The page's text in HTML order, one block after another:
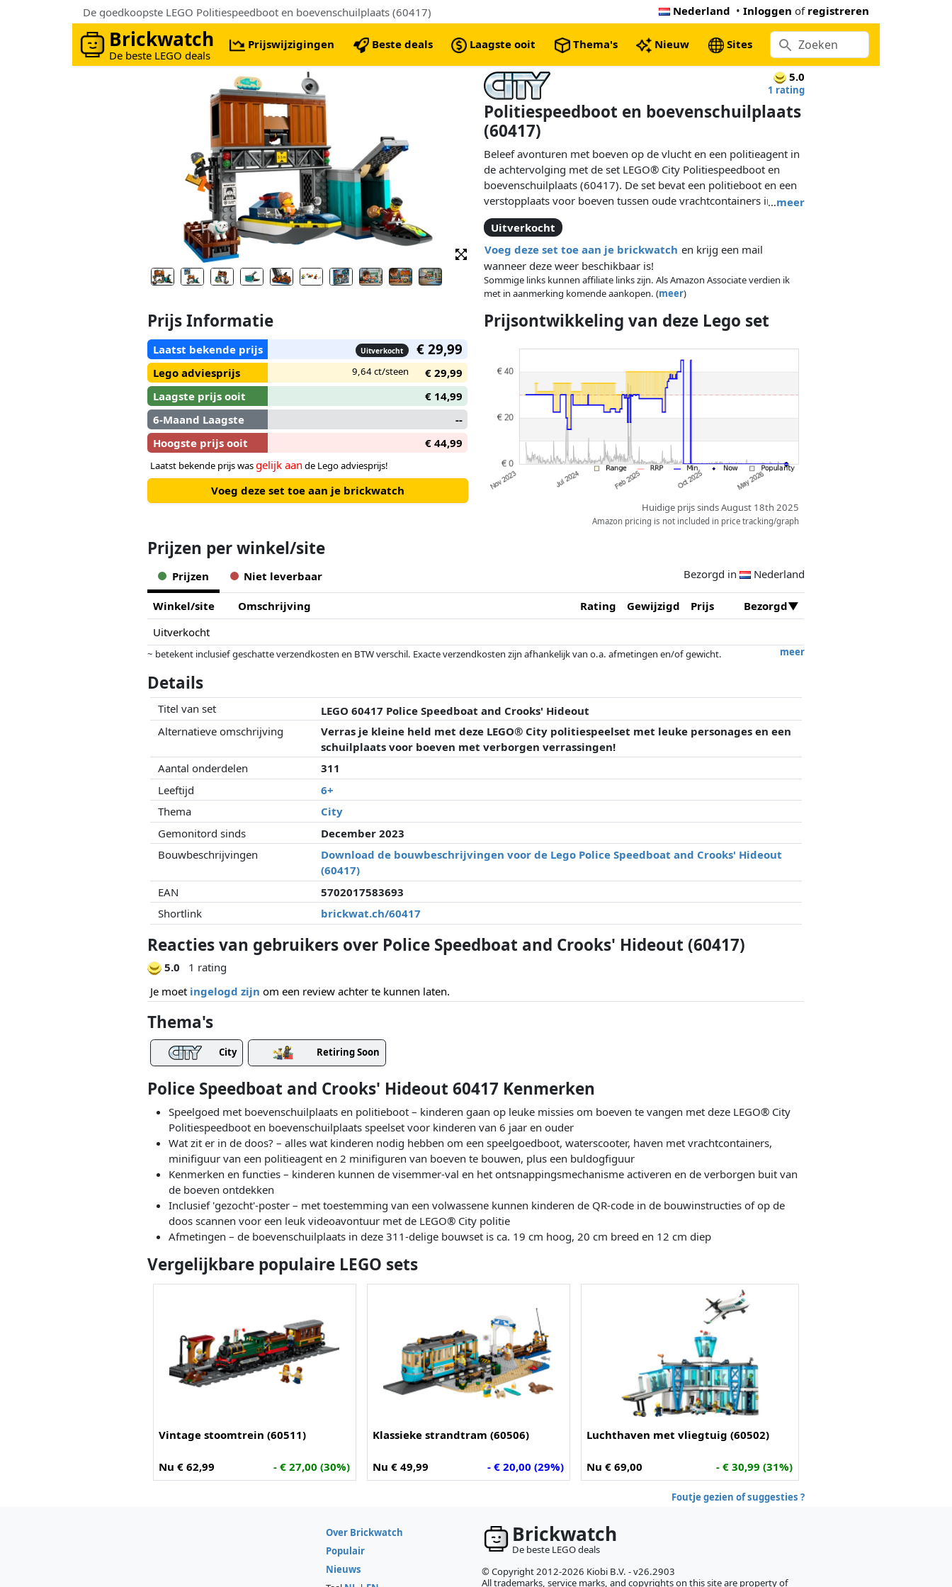
De goedkoopste LEGO Politiespeedboot en boevenschuilplaats (60417) Nederland • Inloggen of registreren
Brickwatch
De beste LEGO deals
Prijswijzigingen Beste deals Laagste ooit Thema's Nieuw Sites
5.0
1 rating
Politiespeedboot en boevenschuilplaats
(60417)
…meer
Beleef avonturen met boeven op de vlucht en een politieagent in
de achtervolging met de set LEGO® City Politiespeedboot en
boevenschuilplaats (60417). De set bevat een politieboot en een
verstopplaats voor boeven tussen oude vrachtcontainers in
dehaven van de stad. Kinderen gaan samen met de agent aan
boord en ontdekken allerlei functies en verrassingen. Ook
inclusief een waterscooter, kade, politieagent en 2 minifiguren
van boeven, plus een buldog.
Uitverkocht
Voeg deze set toe aan je brickwatch en krijg een mail
wanneer deze weer beschikbaar is!
Sommige links kunnen affiliate links zijn. Als Amazon Associate verdien ik
met in aanmerking komende aankopen. (meer)
Prijs Informatie
Laatst bekende prijs Uitverkocht € 29,99
Lego adviesprijs 9,64 ct/steen
€ 29,99
Laagste prijs ooit
€ 14,99
6-Maand Laagste
--
Hoogste prijs ooit
€ 44,99
Laatst bekende prijs wasgelijk aan de Lego adviesprijs!
Voeg deze set toe aan je brickwatch
Prijsontwikkeling van deze Lego set
Huidige prijs sinds August 18th 2025
Amazon pricing is not included in price tracking/graph
Prijzen per winkel/site
Prijzen Niet leverbaar Bezorgd in Nederland
Winkel/site Omschrijving Rating Gewijzigd Prijs
Bezorgd
Uitverkocht
meer
~ betekent inclusief geschatte verzendkosten en BTW verschil. Exacte verzendkosten zijn afhankelijk van o.a. afmetingen en/of gewicht.
geen enkele invoed op. Alleen bij gelijke prijzen kunnen historische prestaties de volgorde beïnvloeden.
Details
Titel van set
LEGO 60417 Police Speedboat and Crooks' Hideout
Alternatieve omschrijving
Verras je kleine held met deze LEGO® City politiespeelset met leuke personages en een
schuilplaats voor boeven met verborgen verrassingen!
Aantal onderdelen
311
Leeftijd
6+
Thema
City
Gemonitord sinds
December 2023
Bouwbeschrijvingen
Download de bouwbeschrijvingen voor de Lego Police Speedboat and Crooks' Hideout
(60417)
EAN
5702017583693
Shortlink
brickwat.ch/60417
Reacties van gebruikers over Police Speedboat and Crooks' Hideout (60417)
5.0
1 rating
Je moet ingelogd zijn om een review achter te kunnen laten.
Thema's
City Retiring Soon
Police Speedboat and Crooks' Hideout 60417 Kenmerken
Speelgoed met boevenschuilplaats en politieboot – kinderen gaan op leuke missies om boeven te vangen met deze LEGO® City
Politiespeedboot en boevenschuilplaats speelset voor kinderen van 6 jaar en ouder
Wat zit er in de doos? – alles wat kinderen nodig hebben om een speelgoedboot, waterscooter, haven met vrachtcontainers,
minifiguur van een politieagent en 2 minifiguren van boeven te bouwen, plus een buldogfiguur
Kenmerken en functies – kinderen kunnen de visemmer-val en het ontsnappingsmechanisme activeren en de verborgen buit van
de boeven ontdekken
Inclusief 'gezocht'-poster – met toestemming van een volwassene kunnen kinderen de QR-code in de bouwinstructies of op de
doos scannen voor een leuk videoavontuur met de LEGO® City politie
Afmetingen – de boevenschuilplaats in deze 311-delige bouwset is ca. 19 cm hoog, 20 cm breed en 12 cm diep
Vergelijkbare populaire LEGO sets
Vintage stoomtrein (60511)
Nu € 62,99 - € 27,00 (30%)
Klassieke strandtram (60506)
Nu € 49,99 - € 20,00 (29%)
Luchthaven met vliegtuig (60502)
Nu € 69,00 - € 30,99 (31%)
Foutje gezien of suggesties ?
Over Brickwatch
Populair
Nieuws
Brickwatch
De beste LEGO deals
© Copyright 2012-2026 Kiobi B.V. - v26.2903
All trademarks, service marks, and copyrights on this site are property of